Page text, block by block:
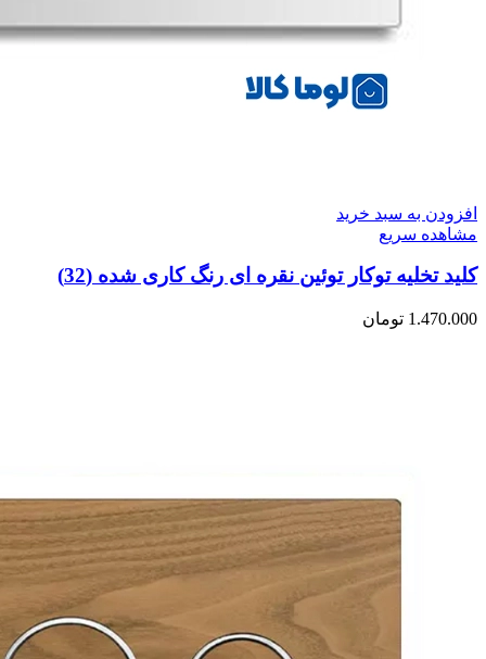
افزودن به سبد خرید
مشاهده سریع
کلید تخلیه توکار توئین نقره ای رنگ کاری شده (32)
1.470.000 تومان